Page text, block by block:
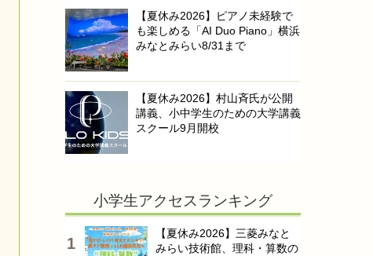
【夏休み2026】ピアノ未経験で
も楽しめる「AI Duo Piano」横浜
みなとみらい8/31まで
【夏休み2026】村山斉氏が公開
講義、小中学生のための大学講義
スクール9月開校
小学生アクセスランキング
【夏休み2026】三菱みなと
みらい技術館、理科・算数の